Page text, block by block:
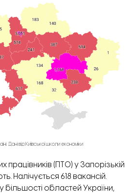
Дані від Київської школи економіки
працівників (ПТО) у Запорізькій
Налічується 618 вакансій.
більшості областей України,